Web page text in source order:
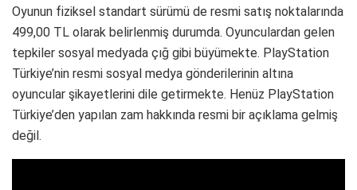
Oyunun fiziksel standart sürümü de resmi satış noktalarında
499,00 TL olarak belirlenmiş durumda. Oyunculardan gelen
tepkiler sosyal medyada çığ gibi büyümekte. PlayStation
Türkiye’nin resmi sosyal medya gönderilerinin altına
oyuncular şikayetlerini dile getirmekte. Henüz PlayStation
Türkiye’den yapılan zam hakkında resmi bir açıklama gelmiş
değil.